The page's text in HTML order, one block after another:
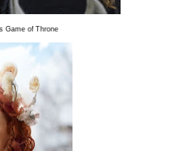
Game of Throne